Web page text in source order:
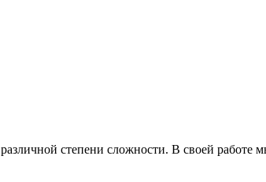
степени сложности. В своей работе